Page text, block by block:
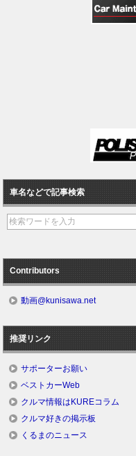
車名などで記事検索
Contributors
動画@kunisawa.net
推奨リンク
サポーターお願い
ベストカーWeb
クルマ情報はKUREコラム
クルマ好きの掲示板
くるまのニュース